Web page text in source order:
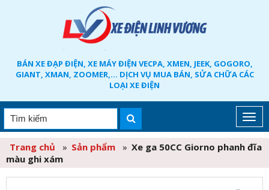
BÁN XE ĐẠP ĐIỆN, XE MÁY ĐIỆN VECPA, XMEN, JEEK, GOGORO,
GIANT, XMAN, ZOOMER,... DỊCH VỤ MUA BÁN, SỬA CHỮA CÁC
LOẠI XE ĐIỆN
Trang chủ » Sản phẩm » Xe ga 50CC Giorno phanh đĩa
màu ghi xám